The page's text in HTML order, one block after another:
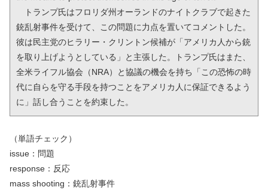
トランプ氏はフロリダ州オーランドのナイトクラブで起きた
銃乱射事件を受けて、この問題に力点を置いてコメントした。
彼は民主党のヒラリー・クリントン候補が「アメリカ人から銃
を取り上げようとしている」と主張した。トランプ氏はまた、
全米ライフル協会（NRA）と協議の機会を持ち「この恐怖の時
代に自らを守る手段を持つことをアメリカ人に保証できるよう
に」話し合うことを約束した。
（単語チェック）
issue：問題
response：反応
mass shooting：銃乱射事件